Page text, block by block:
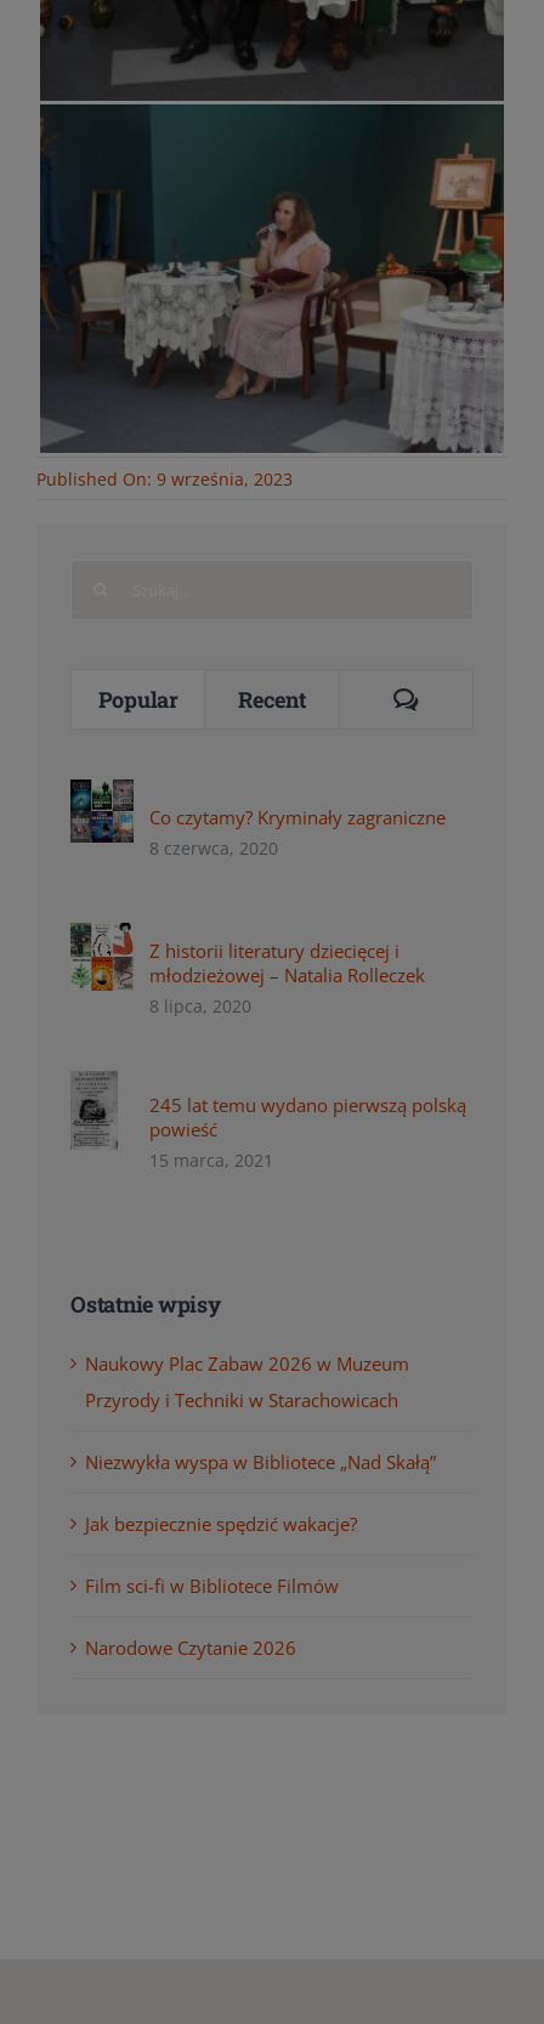
Published On: 9 września, 2023
Popular Recent Comments
Co czytamy? Kryminały zagraniczne
8 czerwca, 2020
Z historii literatury dziecięcej i
młodzieżowej – Natalia Rolleczek
8 lipca, 2020
245 lat temu wydano pierwszą polską
powieść
15 marca, 2021
Ostatnie wpisy
Naukowy Plac Zabaw 2026 w Muzeum
Przyrody i Techniki w Starachowicach
Niezwykła wyspa w Bibliotece „Nad Skałą”
Jak bezpiecznie spędzić wakacje?
Film sci-fi w Bibliotece Filmów
Narodowe Czytanie 2026